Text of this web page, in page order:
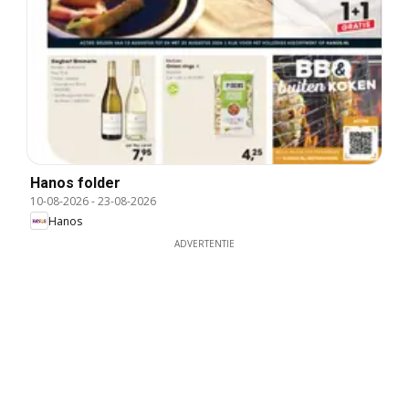
Hanos folder
10-08-2026-23-08-2026
Hanos
ADVERTENTIE